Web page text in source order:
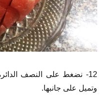
12- نضغط على النصف
وتميل على جانبها.